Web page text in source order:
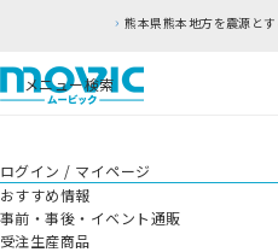
熊本県熊本地方を震源と
メニュー検索
ログイン / マイページ
おすすめ情報
事前・事後・イベント通販
受注生産商品